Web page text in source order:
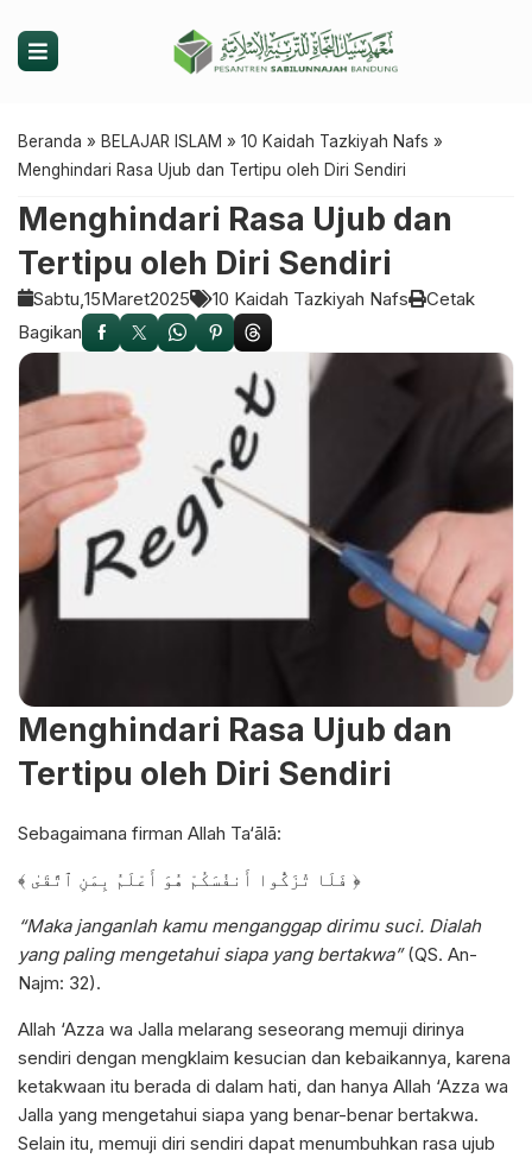
Beranda » BELAJAR ISLAM » 10 Kaidah Tazkiyah Nafs »
Menghindari Rasa Ujub dan Tertipu oleh Diri Sendiri
Menghindari Rasa Ujub dan
Tertipu oleh Diri Sendiri
Sabtu, 15Maret2025 10 Kaidah Tazkiyah Nafs
Cetak
Bagikan
Menghindari Rasa Ujub dan
Tertipu oleh Diri Sendiri
Sebagaimana firman Allah Ta‘ālā:
﴾ فَلَا تُزَكُّوا أَنفُسَكُمْ هُوَ أَعْلَمُ بِمَنِ ٱتَّقَىٰ ﴿
“Maka janganlah kamu menganggap dirimu suci. Dialah
yang paling mengetahui siapa yang bertakwa”(QS. An-
Najm: 32).
Allah ‘Azza wa Jalla melarang seseorang memuji dirinya
sendiri dengan mengklaim kesucian dan kebaikannya, karena
ketakwaan itu berada di dalam hati, dan hanya Allah ‘Azza wa
Jalla yang mengetahui siapa yang benar-benar bertakwa.
Selain itu, memuji diri sendiri dapat menumbuhkan rasa ujub